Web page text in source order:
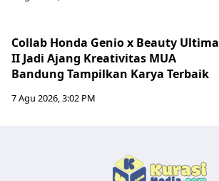
Collab Honda Genio x Beauty Ultima
II Jadi Ajang Kreativitas MUA
Bandung Tampilkan Karya Terbaik
7 Agu 2026, 3:02 PM